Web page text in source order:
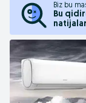
Biz bu
Bu